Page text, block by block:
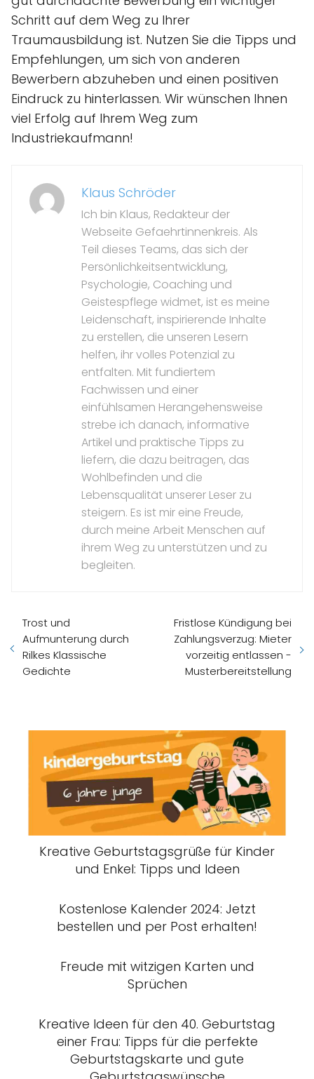
Schritt auf dem Weg zu Ihrer
Traumausbildung ist. Nutzen Sie die Tipps und
Empfehlungen, um sich von anderen
Bewerbern abzuheben und einen positiven
Eindruck zu hinterlassen. Wir wünschen Ihnen
viel Erfolg auf Ihrem Weg zum
Industriekaufmann!
Klaus Schröder
Ich bin Klaus, Redakteur der
Webseite Gefaehrtinnenkreis. Als
Teil dieses Teams, das sich der
Persönlichkeitsentwicklung,
Psychologie, Coaching und
Geistespflege widmet, ist es meine
Leidenschaft, inspirierende Inhalte
zu erstellen, die unseren Lesern
helfen, ihr volles Potenzial zu
entfalten. Mit fundiertem
Fachwissen und einer
einfühlsamen Herangehensweise
strebe ich danach, informative
Artikel und praktische Tipps zu
liefern, die dazu beitragen, das
Wohlbefinden und die
Lebensqualität unserer Leser zu
steigern. Es ist mir eine Freude,
durch meine Arbeit Menschen auf
ihrem Weg zu unterstützen und zu
begleiten.
Trost und
Aufmunterung durch
Rilkes Klassische
Gedichte
Fristlose Kündigung bei
Zahlungsverzug: Mieter
vorzeitig entlassen -
Musterbereitstellung
Kreative Geburtstagsgrüße für Kinder
und Enkel: Tipps und Ideen
Kostenlose Kalender 2024: Jetzt
bestellen und per Post erhalten!
Freude mit witzigen Karten und
Sprüchen
Kreative Ideen für den 40. Geburtstag
einer Frau: Tipps für die perfekte
Geburtstagskarte und gute